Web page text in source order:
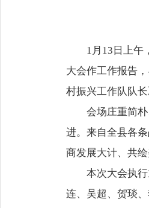
1月13日上午
大会作工作报告
村振兴工作队队
会场庄重简
进。来自全县各
商发展大计、共绘
本次大会执
连、吴超、贺琰